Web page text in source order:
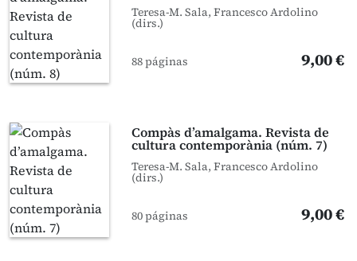
Teresa-M. Sala, Francesco Ardolino
(dirs.)
88 páginas 9,00 €
Compàs d’amalgama. Revista de
cultura contemporània (núm. 7)
Teresa-M. Sala, Francesco Ardolino
(dirs.)
80 páginas 9,00 €